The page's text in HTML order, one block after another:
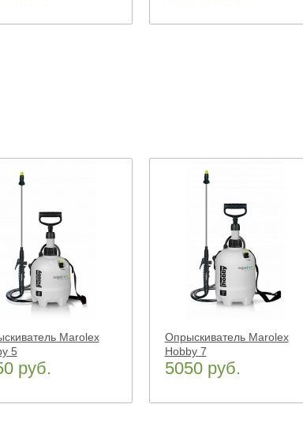
Marolex
5
руб.
Опрыскиватель Marolex
Hobby 7
5050 руб.